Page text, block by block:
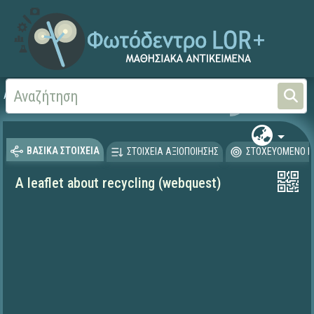
Αρχική Ξένες Γλώσσες -
ΒΑΣΙΚΑ ΣΤΟΙΧΕΙΑ ΣΤΟΙΧΕΙΑ ΑΞΙΟΠΟΙΗΣΗΣ ΣΤΟΧΕΥΟΜΕΝΟ
A leaflet about recycling (webquest)